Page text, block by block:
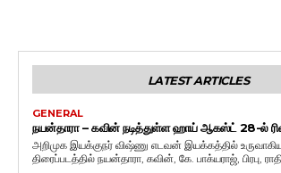
LATEST ARTICLES
GENERAL
நயன்தாரா – கவின் நடித்துள்ள ஹாய் ஆகஸ்ட் 28-ல்
அறிமுக இயக்குநர் விஷ்ணு எடவன் இயக்கத்தில்
திரைப்படத்தில் நயன்தாரா, கவின், கே. பாக்யராஜ், பிரபு,